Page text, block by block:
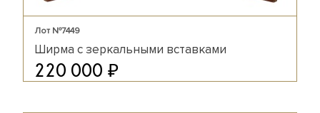
Лот №7449
Ширма с зеркальными вставками
220 000 ₽